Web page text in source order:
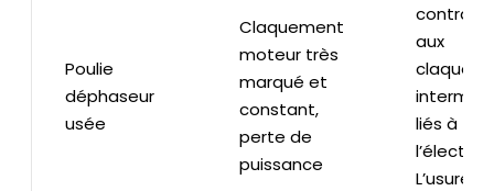
Poulie
déphaseur
usée
Claquement
moteur très
marqué et
constant,
perte de
puissance
aux
liés à
L’usure